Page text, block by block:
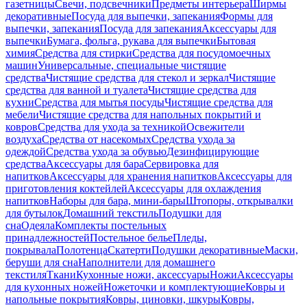
газетницыСвечи, подсвечникиПредметы интерьераШирмы
декоративныеПосуда для выпечки, запеканияФормы для
выпечки, запеканияПосуда для запеканияАксессуары для
выпечкиБумага, фольга, рукава для выпечкиБытовая
химияСредства для стиркиСредства для посудомоечных
машинУниверсальные, специальные чистящие
средстваЧистящие средства для стекол и зеркалЧистящие
средства для ванной и туалетаЧистящие средства для
кухниСредства для мытья посудыЧистящие средства для
мебелиЧистящие средства для напольных покрытий и
ковровСредства для ухода за техникойОсвежители
воздухаСредства от насекомыхСредства ухода за
одеждойСредства ухода за обувьюДезинфицирующие
средстваАксессуары для бараСервировка для
напитковАксессуары для хранения напитковАксессуары для
приготовления коктейлейАксессуары для охлаждения
напитковНаборы для бара, мини-барыШтопоры, открывалки
для бутылокДомашний текстильПодушки для
снаОдеялаКомплекты постельных
принадлежностейПостельное бельеПледы,
покрывалаПолотенцаСкатертиПодушки декоративныеМаски,
беруши для снаНаполнители для домашнего
текстиляТканиКухонные ножи, аксессуарыНожиАксессуары
для кухонных ножейНожеточки и комплектующиеКовры и
напольные покрытияКовры, циновки, шкурыКовры,